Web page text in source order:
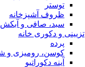
توستر
ظروف آشپزخانه
سبد، صافی و آبکش
تزیینی و دکوری خانه
پرده
کوسن، رومیزی و
آینه دکوراتیو